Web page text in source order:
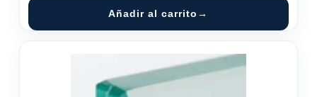
Añadir al carrito